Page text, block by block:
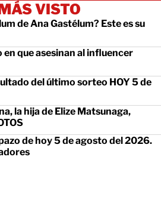
VISTO
de Ana Gastélum? Este es su
en que asesinan al influencer
del último sorteo HOY 5 de
la hija de Elize Matsunaga,
de hoy 5 de agosto del 2026.